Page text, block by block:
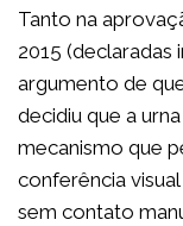
Tanto na
2015 (declaradas
argumento de
decidiu que a
mecanismo que
conferência
sem contato